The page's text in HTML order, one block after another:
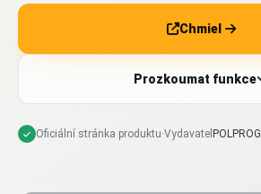
Chmiel
Prozkoumat funkce
Oficiální stránka produktu·Vydavatel POLPROG